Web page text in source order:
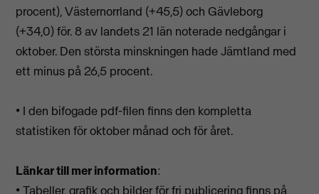
procent), Västernorrland (+45,5) och Gävleborg
(+34,0) för. 8 av landets 21 län noterade nedgångar i
oktober. Den största minskningen hade Jämtland med
ett minus på 26,5 procent.
• I den bifogade pdf-filen finns den kompletta
statistiken för oktober månad och för året.
Länkar till mer information:
• Tabeller, grafik och bilder för fri publicering finns på